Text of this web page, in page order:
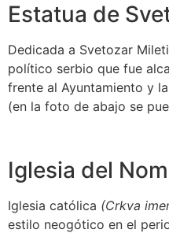
Estatua de
Dedicada a Svetozar
político serbio que fue
frente al Ayuntamiento y
(en la foto de abajo se
Iglesia del
Iglesia católica (Crkva
estilo neogótico en el